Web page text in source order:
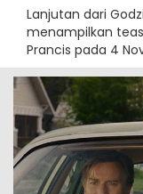
Lanjutan dari
menampilkan
Prancis pada 4